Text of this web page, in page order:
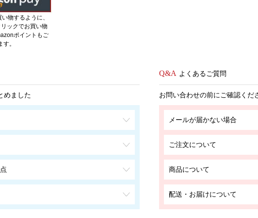
物するように、
ックでお買い物
ポイントもご
。
めました
よくあるご質問
お問い合わせの前にご確認くだ
メールが届かない場合
ご注文について
商品について
配送・お届けについて